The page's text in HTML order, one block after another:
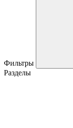
Фильтры
Разделы